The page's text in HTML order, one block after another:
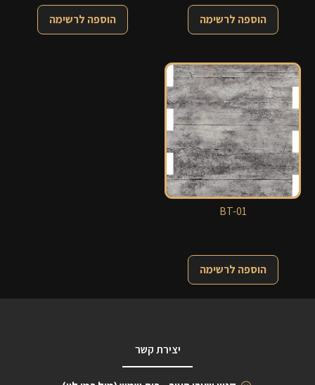
הוספה לרשימה הוספה לרשימה
BT-01
הוספה לרשימה
יצירת קשר